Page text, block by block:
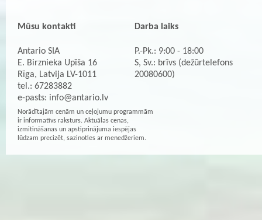
Mūsu kontakti
Antario SIA
E. Birznieka Upīša 16
Rīga, Latvija LV-1011
tel.: 67283882
e-pasts: info@antario.lv
Darba laiks
P.-Pk.: 9:00 - 18:00
S, Sv.: brīvs (dežūrtelefons
20080600)
Norādītajām cenām un ceļojumu programmām
ir informatīvs raksturs. Aktuālas cenas,
izmitināšanas un apstiprinājuma iespējas
lūdzam precizēt, sazinoties ar menedžeriem.